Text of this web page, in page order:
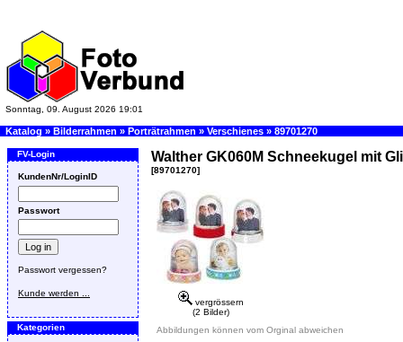
Sonntag, 09. August 2026 19:01
Katalog » Bilderrahmen » Porträtrahmen » Verschienes » 89701270
FV-Login
KundenNr/LoginID
Passwort
Passwort vergessen?
Kunde werden ...
Kategorien
Walther GK060M Schneekugel mit
[89701270]
vergrössern
(2 Bilder)
Abbildungen können vom Orginal abweichen